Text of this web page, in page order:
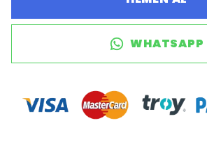
WHATSAPP